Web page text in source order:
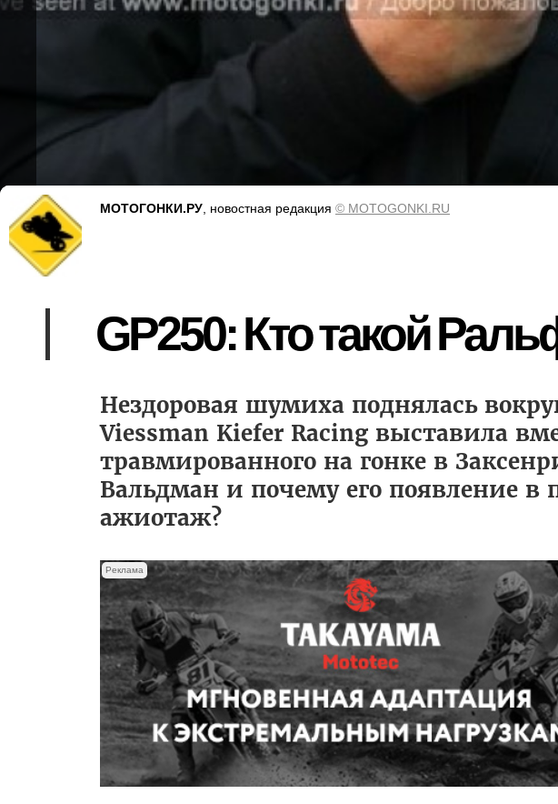
МОТОГОНКИ.РУ , новостная редакция © MOTOGONKI.RU
GP250: Кто такой
Нездоровая шумиха поднялась
Viessman Kiefer Racing выставила
травмированного на гонке в
Вальдман и почему его появление в
ажиотаж?
Реклама